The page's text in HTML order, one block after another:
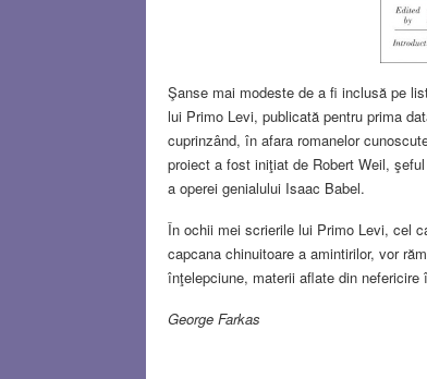
Şanse mai modeste de a fi inclusă pe
lui Primo Levi, publicată pentru prima
cuprinzând, în afara romanelor
proiect a fost iniţiat de Robert Weil,
a operei genialului Isaac Babel.
În ochii mei scrierile lui Primo Levi, cel
capcana chinuitoare a amintirilor, vor
înţelepciune, materii aflate din nefericire
George Farkas